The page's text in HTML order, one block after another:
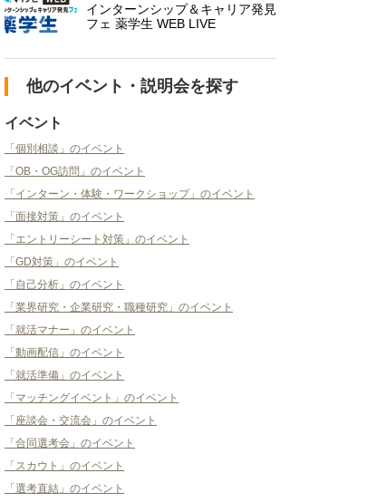
インターンシップ＆キャリア発見
フェ 薬学生 WEB LIVE
他のイベント・説明会を探す
イベント
「個別相談」のイベント
「OB・OG訪問」のイベント
「インターン・体験・ワークショップ」のイベント
「面接対策」のイベント
「エントリーシート対策」のイベント
「GD対策」のイベント
「自己分析」のイベント
「業界研究・企業研究・職種研究」のイベント
「就活マナー」のイベント
「動画配信」のイベント
「就活準備」のイベント
「マッチングイベント」のイベント
「座談会・交流会」のイベント
「合同選考会」のイベント
「スカウト」のイベント
「選考直結」のイベント